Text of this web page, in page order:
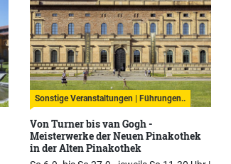
Sonstige Veranstaltungen | Führungen..
Von Turner bis van Gogh -
Meisterwerke der Neuen Pinakothek
in der Alten Pinakothek